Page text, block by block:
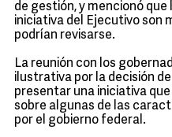
de gestión, y mencionó
iniciativa del Ejecutivo son
podrían revisarse.
La reunión con los
ilustrativa por la decisión
presentar una iniciativa
sobre algunas de las
por el gobierno federal.